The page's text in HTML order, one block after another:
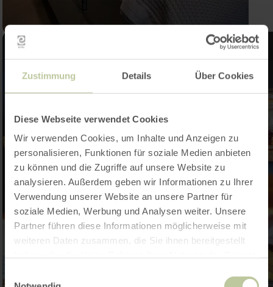
Zustimmung Details Über Cookies
Diese Webseite verwendet Cookies
Wir verwenden Cookies, um Inhalte und Anzeigen zu
personalisieren, Funktionen für soziale Medien anbieten
zu können und die Zugriffe auf unsere Website zu
analysieren. Außerdem geben wir Informationen zu Ihrer
Verwendung unserer Website an unsere Partner für
soziale Medien, Werbung und Analysen weiter. Unsere
Partner führen diese Informationen möglicherweise mit
weiteren Daten zusammen, die Sie ihnen bereitgestellt